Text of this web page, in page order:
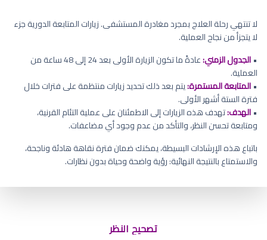
لا تنتهي رحلة العلاج بمجرد مغادرة المستشفى. زيارات المتابعة الدورية جزء
لا يتجزأ من نجاح العملية.
•الجدول الزمني:
عادةً ما تكون الزيارة الأولى بعد 24 إلى 48 ساعة من
العملية.
•المتابعة المستمرة:يتم بعد ذلك تحديد زيارات منتظمة على فترات خلال
فترة الستة أشهر الأولى.
•الهدف:تهدف هذه الزيارات إلى الاطمئنان على عملية التئام القرنية،
ومتابعة تحسن النظر، والتأكد من عدم وجود أي مضاعفات.
باتباع هذه الإرشادات البسيطة، يمكنك ضمان فترة نقاهة هادئة وناجحة،
والاستمتاع بالنتيجة النهائية: رؤية واضحة وحياة بدون نظارات.
تصحيح النظر